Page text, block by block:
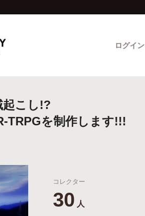
ログイン
間近のプロジェクト
特集から探す
起こし!?
TRPGを制作します!!!
コレクター
30 人